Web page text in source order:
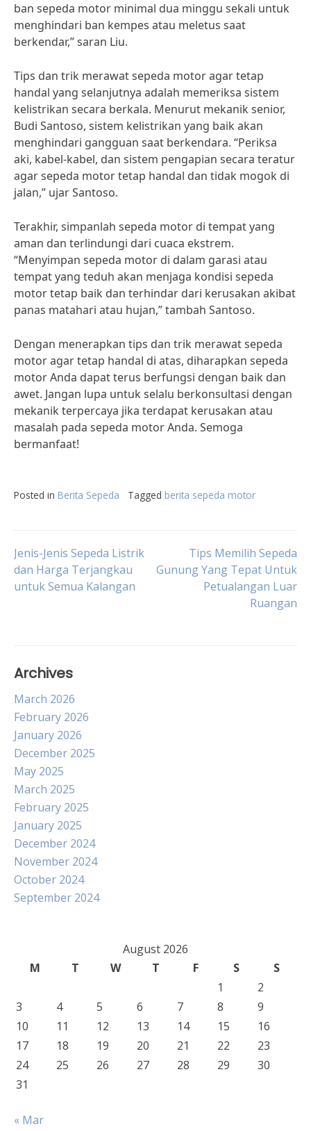
ban sepeda motor minimal dua minggu sekali untuk
menghindari ban kempes atau meletus saat
berkendar,” saran Liu.
Tips dan trik merawat sepeda motor agar tetap
handal yang selanjutnya adalah memeriksa sistem
kelistrikan secara berkala. Menurut mekanik senior,
Budi Santoso, sistem kelistrikan yang baik akan
menghindari gangguan saat berkendara. “Periksa
aki, kabel-kabel, dan sistem pengapian secara teratur
agar sepeda motor tetap handal dan tidak mogok di
jalan,” ujar Santoso.
Terakhir, simpanlah sepeda motor di tempat yang
aman dan terlindungi dari cuaca ekstrem.
“Menyimpan sepeda motor di dalam garasi atau
tempat yang teduh akan menjaga kondisi sepeda
motor tetap baik dan terhindar dari kerusakan akibat
panas matahari atau hujan,” tambah Santoso.
Dengan menerapkan tips dan trik merawat sepeda
motor agar tetap handal di atas, diharapkan sepeda
motor Anda dapat terus berfungsi dengan baik dan
awet. Jangan lupa untuk selalu berkonsultasi dengan
mekanik terpercaya jika terdapat kerusakan atau
masalah pada sepeda motor Anda. Semoga
bermanfaat!
Posted in Berita Sepeda Tagged berita sepeda motor
Post
navigation
Jenis-Jenis Sepeda Listrik
dan Harga Terjangkau
untuk Semua Kalangan
Tips Memilih Sepeda
Gunung Yang Tepat Untuk
Petualangan Luar
Ruangan
Archives
March 2026
February 2026
January 2026
December 2025
May 2025
March 2025
February 2025
January 2025
December 2024
November 2024
October 2024
September 2024
August 2026
M
T W T F S
S
1
2
3
4 5 6 7 8
9
10
11 12 13 14 15
16
17
18 19 20 21 22
23
24
25 26 27 28 29
30
31
« Mar